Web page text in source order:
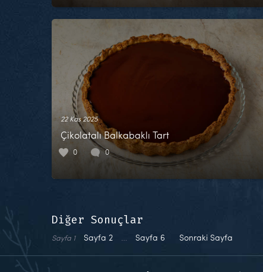
22 Kas 2025
Çikolatalı Balkabaklı Tart
0 0
Diğer Sonuçlar
Sayfa 1 Sayfa 2 … Sayfa 6 Sonraki Sayfa